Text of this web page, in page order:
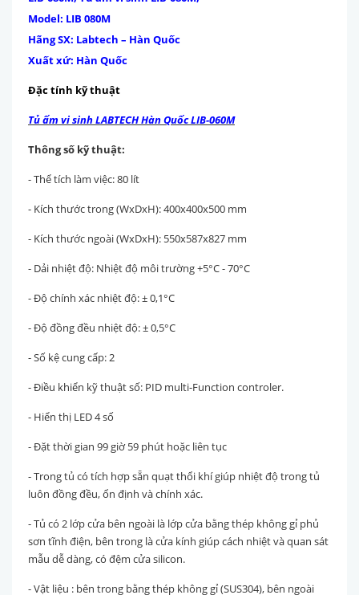
Model: LIB 080M
Hãng SX: Labtech – Hàn Quốc
Xuất xứ: Hàn Quốc
Đặc tính kỹ thuật
Tủ ấm vi sinh LABTECH Hàn Quốc LIB-060M
Thông số kỹ thuật:
- Thể tích làm việc: 80 lít
- Kích thước trong (WxDxH): 400x400x500 mm
- Kích thước ngoài (WxDxH): 550x587x827 mm
- Dải nhiệt độ: Nhiệt độ môi trường +5°C - 70°C
- Độ chính xác nhiệt độ: ± 0,1°C
- Độ đồng đều nhiệt độ: ± 0,5°C
- Số kệ cung cấp: 2
- Điều khiển kỹ thuật số: PID multi-Function controler.
- Hiển thị LED 4 số
- Đặt thời gian 99 giờ 59 phút hoặc liên tục
- Trong tủ có tích hợp sẵn quạt thổi khí giúp nhiệt độ trong tủ
luôn đồng đều, ổn định và chính xác.
- Tủ có 2 lớp cửa bên ngoài là lớp cửa bằng thép không gỉ phủ
sơn tĩnh điện, bên trong là cửa kính giúp cách nhiệt và quan sát
mẫu dễ dàng, có đệm cửa silicon.
- Vật liệu : bên trong bằng thép không gỉ (SUS304), bên ngoài